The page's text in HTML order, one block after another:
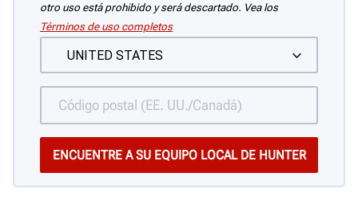
otro uso está prohibido y será descartado. Vea los
Términos de uso completos